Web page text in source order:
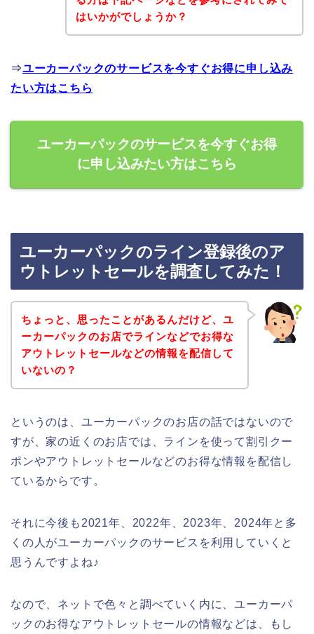
はいかがでしょうか？
⇒ユーカーパックのサービスを今すぐお得に申し込み
たい方はこちら
ユーカーパックのサービスを今すぐお得
に申し込みたい方はこちら
ユーカーパックのライン登録後のア
ウトレットセールを調査してみた！
ちょっと、思ったことがあるんだけど、ユ
ーカーパックのお店でラインなどでお得な
アウトレットセールなどの情報を配信して
いないの？
というのは、ユーカーパックのお店の話ではないので
すが、家の近くのお店では、ラインを使って割引クー
ポンやアウトレットセールなどのお得な情報を配信し
ているからです。
それに今後も2021年、2022年、2023年、2024年と多
くの人がユーカーパックのサービスを利用していくと
思うんですよね♪
なので、ネットで色々と調べていく内に、ユーカーパ
ックのお得なアウトレットセールの情報などは、もし